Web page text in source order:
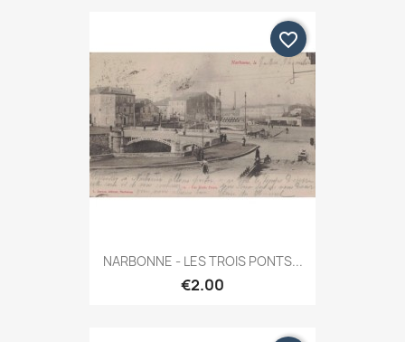
NARBONNE - LES TROIS PONTS...
€2.00
favorite_border